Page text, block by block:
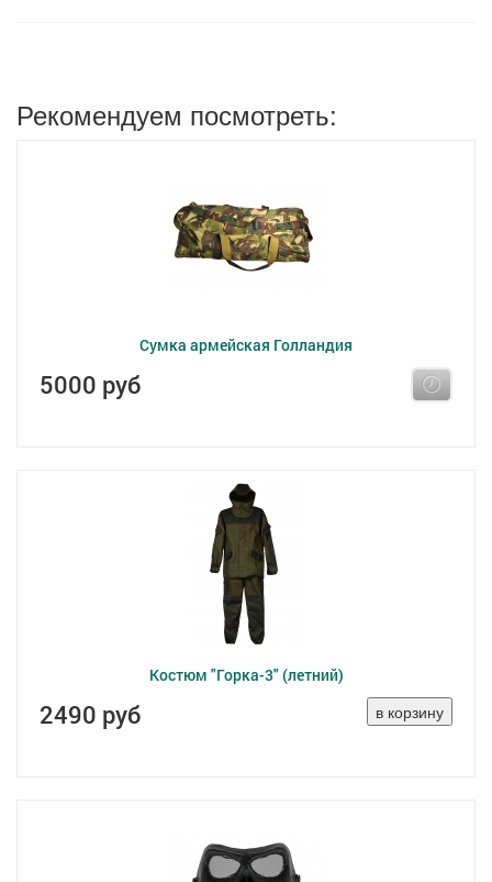
Рекомендуем посмотреть:
Сумка армейская Голландия
5000 руб
Костюм "Горка-3" (летний)
2490 руб